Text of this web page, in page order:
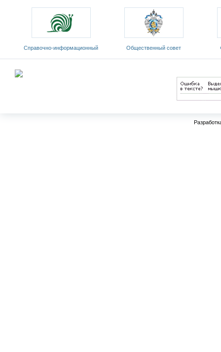
Общественный совет
Министерства образования и
Федеральный портал
«Российское образование»